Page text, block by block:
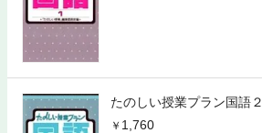
たのしい授業プラン国語２
1,760